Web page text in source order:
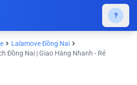
?
Lalamove Đồng Nai
Đồng Nai | Giao Hàng Nhanh - Rẻ